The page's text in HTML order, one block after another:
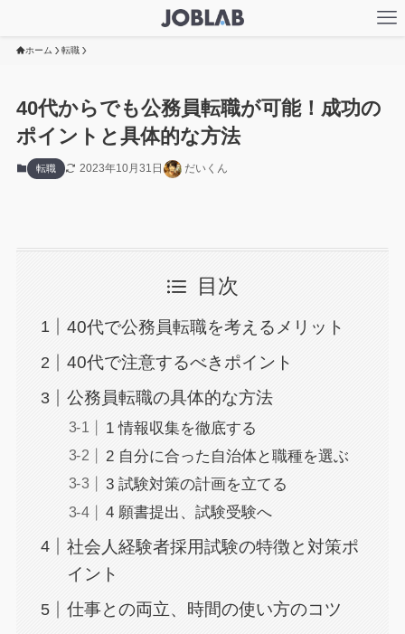
ホーム 転職
40代からでも公務員転職が可能！成功の
ポイントと具体的な方法
転職 2023年10月31日 だいくん
目次
40代で公務員転職を考えるメリット
40代で注意するべきポイント
公務員転職の具体的な方法
1 情報収集を徹底する
2 自分に合った自治体と職種を選ぶ
3 試験対策の計画を立てる
4 願書提出、試験受験へ
社会人経験者採用試験の特徴と対策ポ
イント
仕事との両立、時間の使い方のコツ